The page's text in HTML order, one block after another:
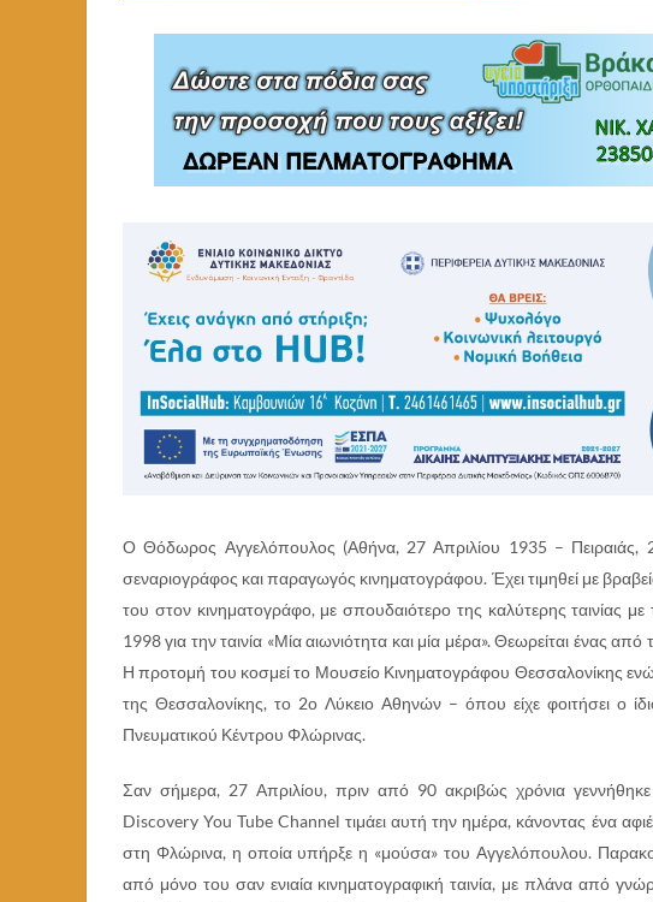
Ο Θόδωρος Αγγελόπουλος (Αθήνα, 27 Απριλίου 1935 – Πειραιάς,
σεναριογράφος και παραγωγός κινηματογράφου. Έχει τιμηθεί με
του στον κινηματογράφο, με σπουδαιότερο της καλύτερης ταινίας
1998 για την ταινία «Μία αιωνιότητα και μία μέρα». Θεωρείται ένας
Η προτομή του κοσμεί το Μουσείο Κινηματογράφου Θεσσαλονίκης
της Θεσσαλονίκης, το 2ο Λύκειο Αθηνών – όπου είχε φοιτήσει ο
Πνευματικού Κέντρου Φλώρινας.
Σαν σήμερα, 27 Απριλίου, πριν από 90 ακριβώς χρόνια
Discovery You Tube Channel τιμάει αυτή την ημέρα, κάνοντας ένα
στη Φλώρινα, η οποία υπήρξε η «μούσα» του Αγγελόπουλου.
από μόνο του σαν ενιαία κινηματογραφική ταινία, με πλάνα από